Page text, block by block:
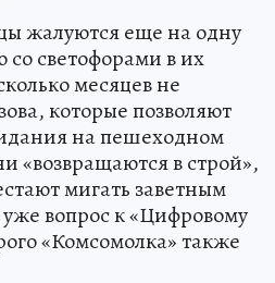
жалуются еще на одну
со светофорами в их
месяцев не
которые позволяют
на пешеходном
«возвращаются в строй»,
мигать заветным
вопрос к «Цифровому
«Комсомолка» также